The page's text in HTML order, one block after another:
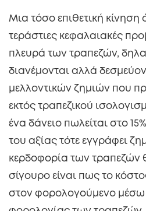
Μια τόσο επιθετική κίνηση
τεράστιες κεφαλαιακές
πλευρά των τραπεζών,
διανέμονται αλλά
μελλοντικών ζημιών που
εκτός τραπεζικού
ένα δάνειο πωλείται στο
του αξίας τότε εγγράφει
κερδοφορία των τραπεζών
σίγουρο είναι πως το
στον φορολογούμενο